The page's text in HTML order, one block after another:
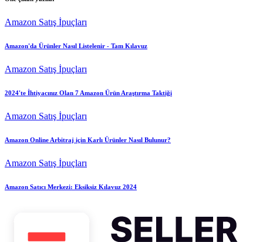
Amazon Satış İpuçları
Amazon'da Ürünler Nasıl Listelenir - Tam Kılavuz
Amazon Satış İpuçları
2024'te İhtiyacınız Olan 7 Amazon Ürün Araştırma Taktiği
Amazon Satış İpuçları
Amazon Online Arbitraj için Karlı Ürünler Nasıl Bulunur?
Amazon Satış İpuçları
Amazon Satıcı Merkezi: Eksiksiz Kılavuz 2024